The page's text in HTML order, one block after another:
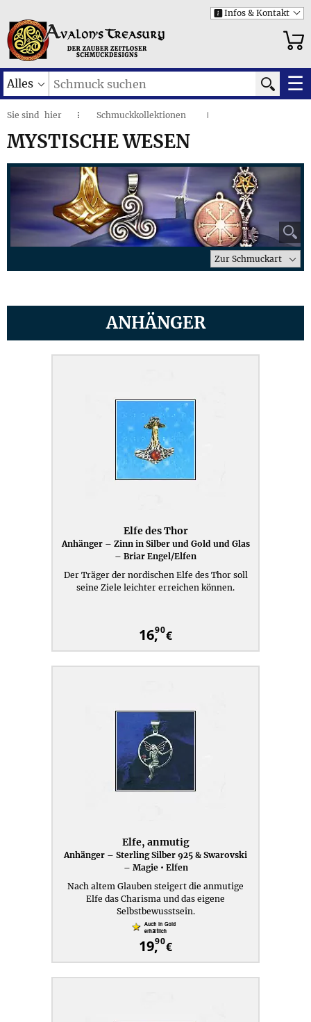
i Infos & Kontakt
Alles ☰
Sie sind hier ◌ Schmuckkollektionen I
MYSTISCHE WESEN
⚲
Zur Schmuckart
ANHÄNGER
Elfe des Thor
Anhänger – Zinn in Silber und Gold und Glas
– Briar Engel/Elfen
Der Träger der nordischen Elfe des Thor soll
seine Ziele leichter erreichen können.
16,90€
Elfe, anmutig
Anhänger – Sterling Silber 925 & Swarovski
– Magie • Elfen
Nach altem Glauben steigert die anmutige
Elfe das Charisma und das eigene
Selbstbewusstsein.
19,90€